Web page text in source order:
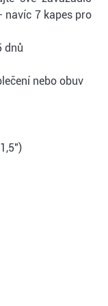
navíc 7 kapes pro
dnů
nebo obuv